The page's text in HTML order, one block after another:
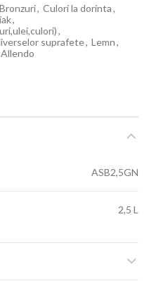
, Culori la dorinta,
,
,
suprafete, Lemn,
ASB2,5GN
2,5 L